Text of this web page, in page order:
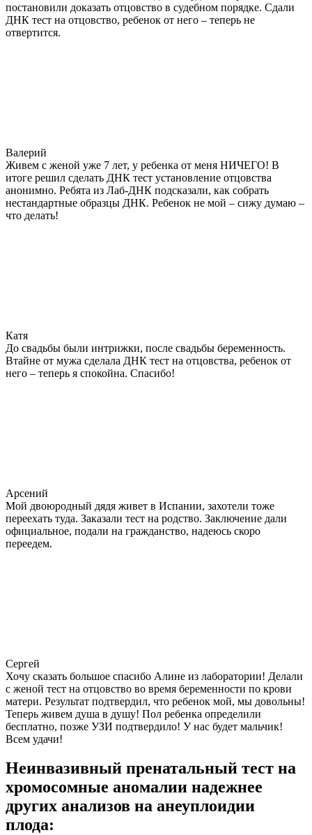
постановили доказать отцовство в судебном порядке. Сдали
ДНК тест на отцовство, ребенок от него – теперь не
отвертится.
Валерий
Живем с женой уже 7 лет, у ребенка от меня НИЧЕГО! В
итоге решил сделать ДНК тест установление отцовства
анонимно. Ребята из Лаб-ДНК подсказали, как собрать
нестандартные образцы ДНК. Ребенок не мой – сижу думаю –
что делать!
Катя
До свадьбы были интрижки, после свадьбы беременность.
Втайне от мужа сделала ДНК тест на отцовства, ребенок от
него – теперь я спокойна. Спасибо!
Арсений
Мой двоюродный дядя живет в Испании, захотели тоже
переехать туда. Заказали тест на родство. Заключение дали
официальное, подали на гражданство, надеюсь скоро
переедем.
Сергей
Хочу сказать большое спасибо Алине из лаборатории! Делали
с женой тест на отцовство во время беременности по крови
матери. Результат подтвердил, что ребенок мой, мы довольны!
Теперь живем душа в душу! Пол ребенка определили
бесплатно, позже УЗИ подтвердило! У нас будет мальчик!
Всем удачи!
Неинвазивный пренатальный тест на
хромосомные аномалии надежнее
других анализов на анеуплоидии
плода: